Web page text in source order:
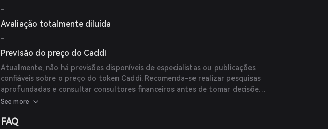
-
Avaliação totalmente diluída
-
Previsão do preço do Caddi
Atualmente, não há previsões disponíveis de especialistas ou publicações
confiáveis sobre o preço do token Caddi. Recomenda-se realizar pesquisas
aprofundadas e consultar consultores financeiros antes de tomar decisões
de investimento.
See more
FAQ